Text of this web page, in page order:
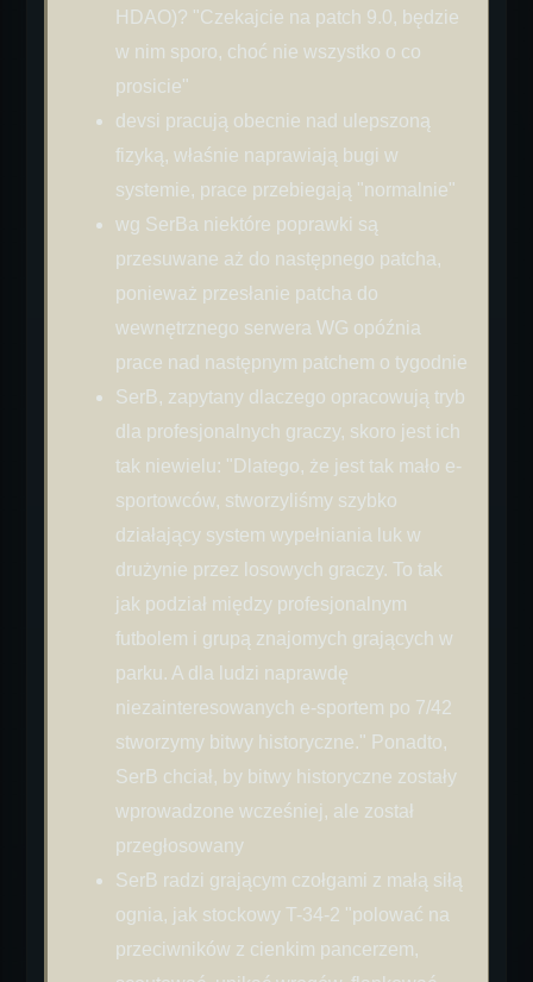
HDAO)? "Czekajcie na patch 9.0, będzie
w nim sporo, choć nie wszystko o co
prosicie"
devsi pracują obecnie nad ulepszoną
fizyką, właśnie naprawiają bugi w
systemie, prace przebiegają "normalnie"
wg SerBa niektóre poprawki są
przesuwane aż do następnego patcha,
ponieważ przesłanie patcha do
wewnętrznego serwera WG opóźnia
prace nad następnym patchem o tygodnie
SerB, zapytany dlaczego opracowują tryb
dla profesjonalnych graczy, skoro jest ich
tak niewielu: "Dlatego, że jest tak mało e-
sportowców, stworzyliśmy szybko
działający system wypełniania luk w
drużynie przez losowych graczy. To tak
jak podział między profesjonalnym
futbolem i grupą znajomych grających w
parku. A dla ludzi naprawdę
niezainteresowanych e-sportem po 7/42
stworzymy bitwy historyczne." Ponadto,
SerB chciał, by bitwy historyczne zostały
wprowadzone wcześniej, ale został
przegłosowany
SerB radzi grającym czołgami z małą siłą
ognia, jak stockowy T-34-2 "polować na
przeciwników z cienkim pancerzem,